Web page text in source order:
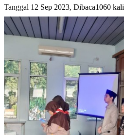
Tanggal 12 Sep 2023, Dibaca1060 kali